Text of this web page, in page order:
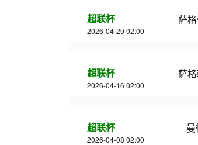
超联杯
2026-04-29 02:00
萨
超联杯
2026-04-16 02:00
萨
超联杯
2026-04-08 02:00